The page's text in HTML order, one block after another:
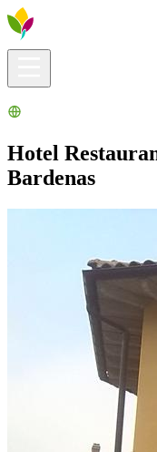
Hotel
Bardenas